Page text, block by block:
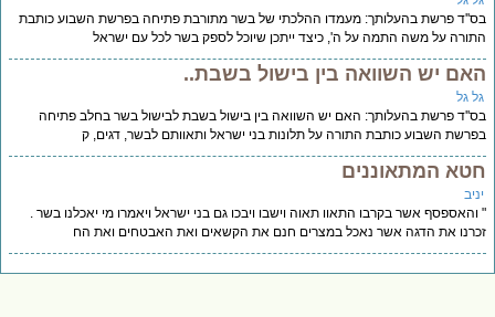
פרשת בהעלותך: מעמדו ההלכתי של בשר מתורבת פתיחה בפרשת השבוע כותבת
על משה התמה על ה', כיצד ייתכן שיוכל לספק בשר לכל עם ישראל
יש השוואה בין בישול בשבת..
גל
פרשת בהעלותך: האם יש השוואה בין בישול בשבת לבישול בשר בחלב פתיחה
השבוע כותבת התורה על תלונות בני ישראל ותאוותם לבשר, דגים, ק
המתאוננים
אשר בקרבו התאוו תאוה וישבו ויבכו גם בני ישראל ויאמרו מי יאכלנו בשר .
את הדגה אשר נאכל במצרים חנם את הקשאים ואת האבטחים ואת הח